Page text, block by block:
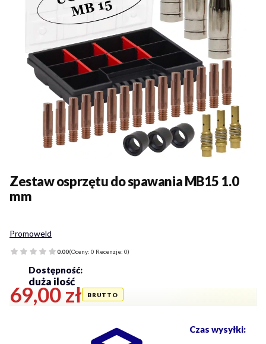
Promoweld
Zestaw osprzętu do spawania MB15 1.0
mm
0.00(Oceny: 0 Recenzje: 0)
Cena
69,00 zł
Czas wysyłki:
Dostępność:
duża ilość